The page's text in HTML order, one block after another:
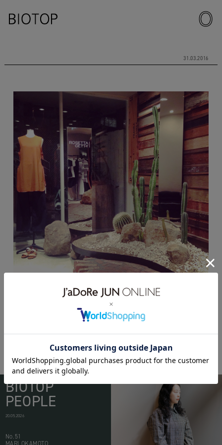
31.03.2016
BIOTOP
PEOPLE
20.05.2026
No.51